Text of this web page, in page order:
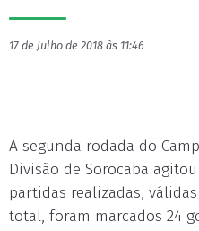
17 de Julho de 2018 às 11:46
A segunda rodada do
Divisão de Sorocaba
partidas realizadas,
total, foram marcados 24